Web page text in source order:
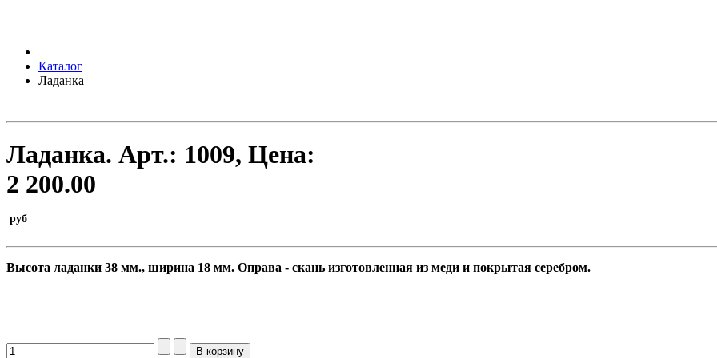
Каталог
Ладанка
Ладанка. Арт.: 1009, Цена:
2 200.00
руб
Высота ладанки 38 мм., ширина 18 мм. Оправа - скань изготовленная из меди и покрытая серебром.